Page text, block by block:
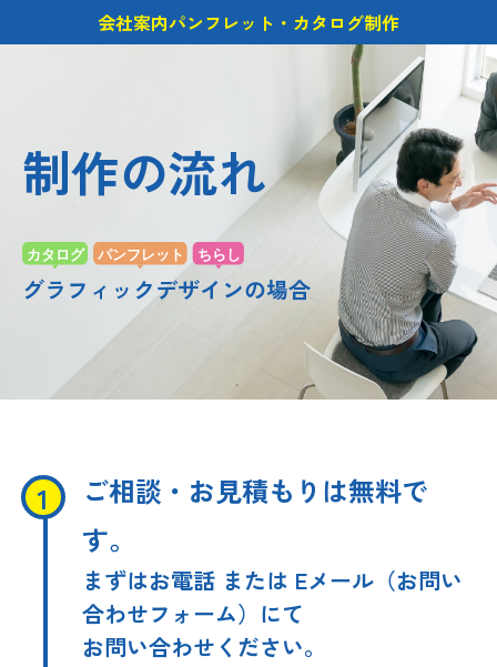
会社案内パンフレット・カタログ制作
制作の流れ
グラフィックデザインの場合
ご相談・お見積もりは無料で
す。
まずはお電話 または Eメール（お問い
合わせフォーム）にて
お問い合わせください。